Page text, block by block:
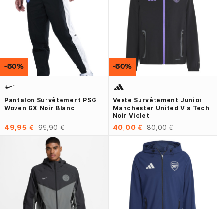
Pantalon Survêtement PSG
Woven GX Noir Blanc
49,95 € 99,90 €
-50%
Veste Survêtement Junior
Manchester United Vis Tech
Noir Violet
40,00 € 80,00 €
-50%